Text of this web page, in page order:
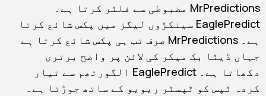
MrPredictions مضبوطی سے فلٹر کرتا ہے۔
EaglePredict سینکڑوں لیگز میں پکس شائع کرتا
ہے۔ MrPredictions صرف تب ہی پکس شائع کرتا ہے
جہاں ڈیٹا بک میکر کی لائن پر واضح برتری
دکھاتا ہے۔ EaglePredict الگورتھم سے تیار
کردہ ٹپس کو ٹپسٹر ریویو کے ساتھ جوڑتا ہے۔